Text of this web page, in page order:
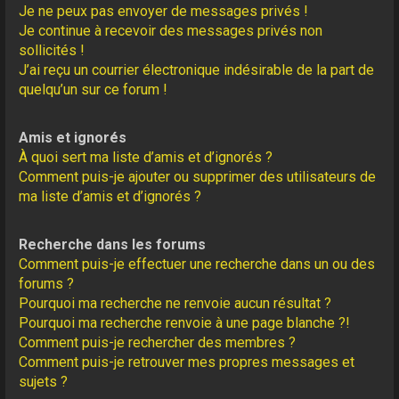
Je ne peux pas envoyer de messages privés !
Je continue à recevoir des messages privés non
sollicités !
J’ai reçu un courrier électronique indésirable de la part de
quelqu’un sur ce forum !
Amis et ignorés
À quoi sert ma liste d’amis et d’ignorés ?
Comment puis-je ajouter ou supprimer des utilisateurs de
ma liste d’amis et d’ignorés ?
Recherche dans les forums
Comment puis-je effectuer une recherche dans un ou des
forums ?
Pourquoi ma recherche ne renvoie aucun résultat ?
Pourquoi ma recherche renvoie à une page blanche ?!
Comment puis-je rechercher des membres ?
Comment puis-je retrouver mes propres messages et
sujets ?